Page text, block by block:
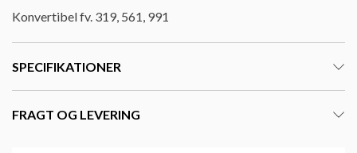
Konvertibel fv. 319, 561, 991
SPECIFIKATIONER
FRAGT OG LEVERING